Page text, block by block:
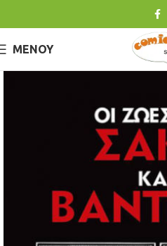
ΜΕΝΟΎ